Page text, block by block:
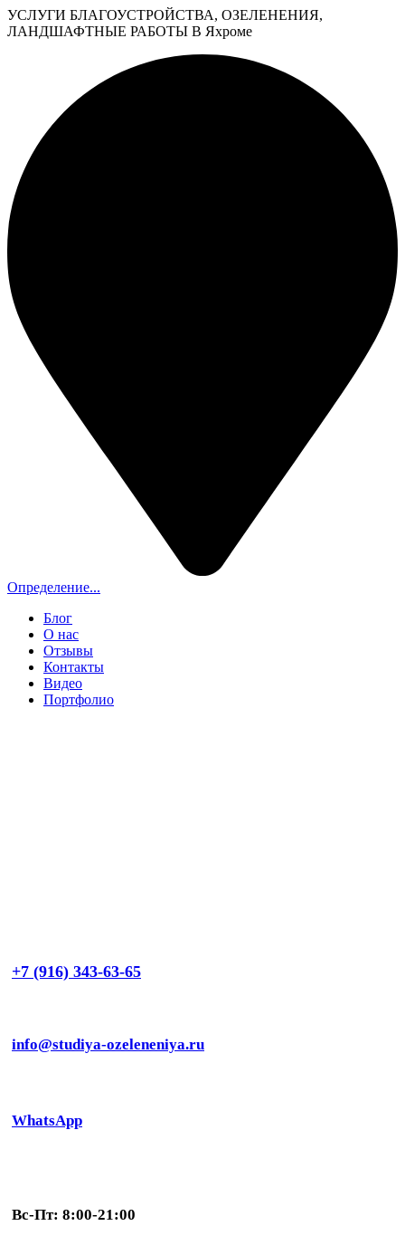
УСЛУГИ БЛАГОУСТРОЙСТВА, ОЗЕЛЕНЕНИЯ,
ЛАНДШАФТНЫЕ РАБОТЫ В Яхроме
Определение...
Блог
О нас
Отзывы
Контакты
Видео
Портфолио
+7 (916) 343-63-65
info@studiya-ozeleneniya.ru
WhatsApp
Вс-Пт: 8:00-21:00